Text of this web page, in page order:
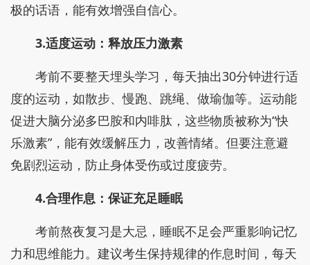
极的话语，能有效增强自信心。
3.适度运动：释放压力激素
考前不要整天埋头学习，每天抽出30分钟进行适
度的运动，如散步、慢跑、跳绳、做瑜伽等。运动能
促进大脑分泌多巴胺和内啡肽，这些物质被称为“快
乐激素”，能有效缓解压力，改善情绪。但要注意避
免剧烈运动，防止身体受伤或过度疲劳。
4.合理作息：保证充足睡眠
考前熬夜复习是大忌，睡眠不足会严重影响记忆
力和思维能力。建议考生保持规律的作息时间，每天